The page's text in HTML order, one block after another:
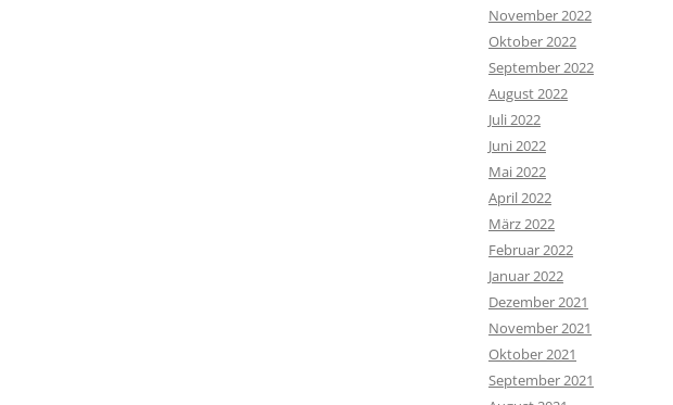
November 2022
Oktober 2022
September 2022
August 2022
Juli 2022
Juni 2022
Mai 2022
April 2022
März 2022
Februar 2022
Januar 2022
Dezember 2021
November 2021
Oktober 2021
September 2021